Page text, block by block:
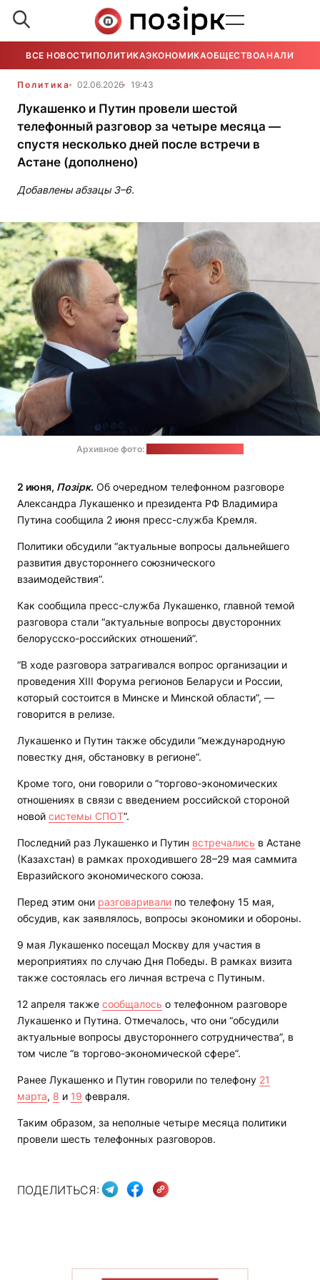
ВСЕ НОВОСТИ ПОЛИТИКАЭКОНОМИКАОБЩЕСТВОАНАЛИТИКА
Политика 02.06.2026 19:43
Лукашенко и Путин провели шестой
телефонный разговор за четыре месяца —
спустя несколько дней после встречи в
Астане (дополнено)
Добавлены абзацы 3–6.
Архивное фото:
2 июня, Позірк. Об очередном телефонном разговоре
Александра Лукашенко и президента РФ Владимира
Путина сообщила 2 июня пресс-служба Кремля.
Политики обсудили “актуальные вопросы дальнейшего
развития двустороннего союзнического
взаимодействия”.
Как сообщила пресс-служба Лукашенко, главной темой
разговора стали “актуальные вопросы двусторонних
белорусско-российских отношений”.
“В ходе разговора затрагивался вопрос организации и
проведения XIII Форума регионов Беларуси и России,
который состоится в Минске и Минской области”, —
говорится в релизе.
Лукашенко и Путин также обсудили “международную
повестку дня, обстановку в регионе”.
Кроме того, они говорили о “торгово-экономических
отношениях в связи с введением российской стороной
новой системы СПОТ”.
Последний раз Лукашенко и Путин встречались в Астане
(Казахстан) в рамках проходившего 28–29 мая саммита
Евразийского экономического союза.
Перед этим они разговаривали по телефону 15 мая,
обсудив, как заявлялось, вопросы экономики и обороны.
9 мая Лукашенко посещал Москву для участия в
мероприятиях по случаю Дня Победы. В рамках визита
также состоялась его личная встреча с Путиным.
12 апреля также сообщалось о телефонном разговоре
Лукашенко и Путина. Отмечалось, что они “обсудили
актуальные вопросы двустороннего сотрудничества”, в
том числе “в торгово-экономической сфере”.
Ранее Лукашенко и Путин говорили по телефону 21
марта, 8 и 19 февраля.
Таким образом, за неполные четыре месяца политики
провели шесть телефонных разговоров.
ПОДЕЛИТЬСЯ: